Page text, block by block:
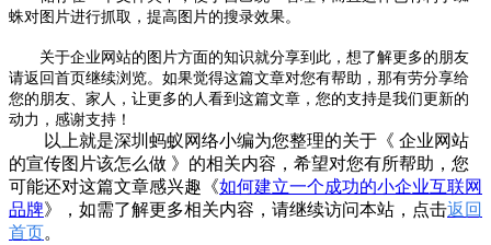
蛛对图片进行抓取，提高图片的搜录效果。
关于企业网站的图片方面的知识就分享到此，想了解更多的朋友
请返回首页继续浏览。如果觉得这篇文章对您有帮助，那有劳分享给
您的朋友、家人，让更多的人看到这篇文章，您的支持是我们更新的
动力，感谢支持！
以上就是深圳蚂蚁网络小编为您整理的关于《 企业网站
的宣传图片该怎么做 》的相关内容，希望对您有所帮助，您
可能还对这篇文章感兴趣《如何建立一个成功的小企业互联网
品牌》，如需了解更多相关内容，请继续访问本站，点击返回
首页。